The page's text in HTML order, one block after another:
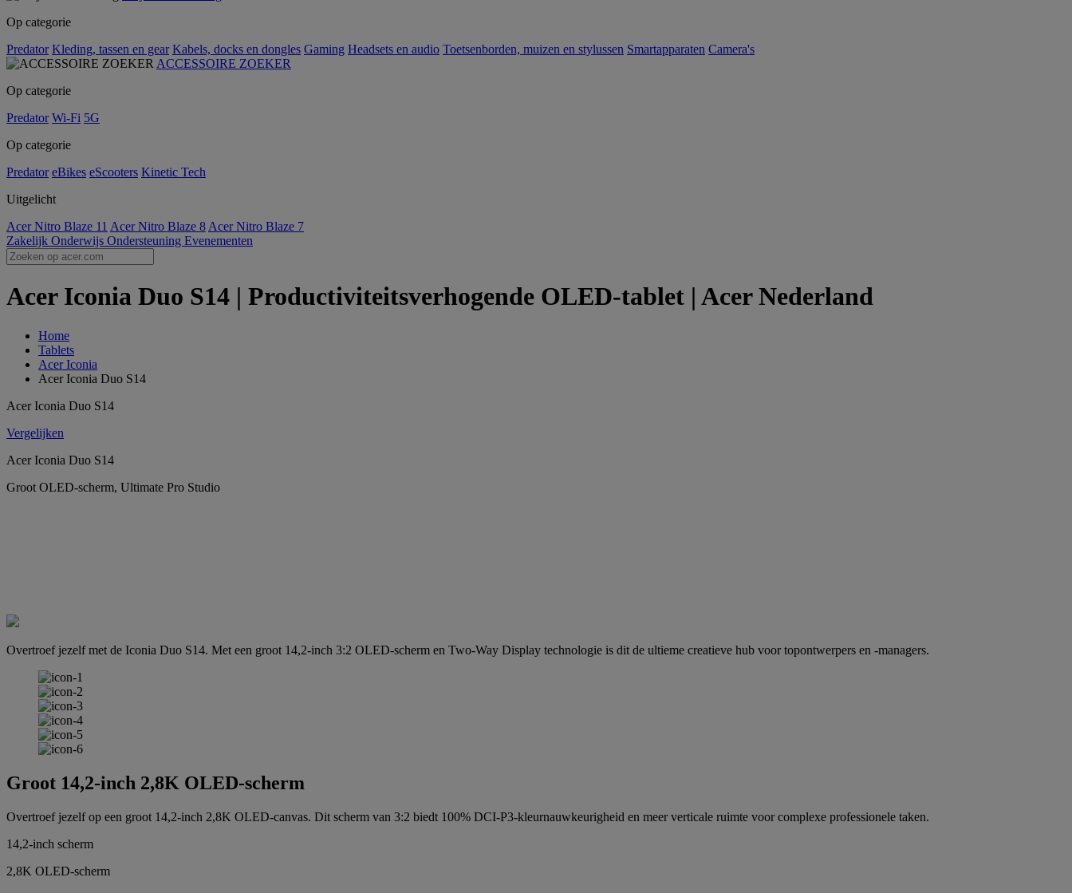
Op categorie
Predator Kleding, tassen en gear Kabels, docks en dongles Gaming Headsets en audio Toetsenborden, muizen en stylussen Smartapparaten Camera's
ACCESSOIRE ZOEKER
Op categorie
Predator Wi-Fi 5G
Op categorie
Predator eBikes eScooters Kinetic Tech
Uitgelicht
Acer Nitro Blaze 11 Acer Nitro Blaze 8 Acer Nitro Blaze 7
Zakelijk Onderwijs Ondersteuning Evenementen
Acer Iconia Duo S14 | Productiviteitsverhogende OLED-tablet | Acer Nederland
Home
Tablets
Acer Iconia
Acer Iconia Duo S14
Acer Iconia Duo S14
Vergelijken
Acer Iconia Duo S14
Groot OLED-scherm, Ultimate Pro Studio
Overtroef jezelf met de Iconia Duo S14. Met een groot 14,2-inch 3:2 OLED-scherm en Two-Way Display technologie is dit de ultieme creatieve hub voor topontwerpers en -managers.
Groot 14,2-inch 2,8K OLED-scherm
Overtroef jezelf op een groot 14,2-inch 2,8K OLED-canvas. Dit scherm van 3:2 biedt 100% DCI-P3-kleurnauwkeurigheid en meer verticale ruimte voor complexe professionele taken.
14,2-inch scherm
2,8K OLED-scherm